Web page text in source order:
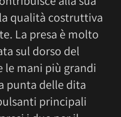
qualità costruttiva
La presa è molto
sul dorso del
le mani più grandi
punta delle dita
principali